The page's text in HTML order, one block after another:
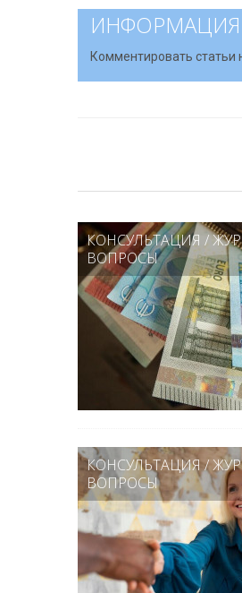
ИНФОРМАЦИЯ
Комментировать статьи
КОНСУЛЬТАЦИЯ /
ВОПРОСЫ
КОНСУЛЬТАЦИЯ/
ВОПРОСЫ